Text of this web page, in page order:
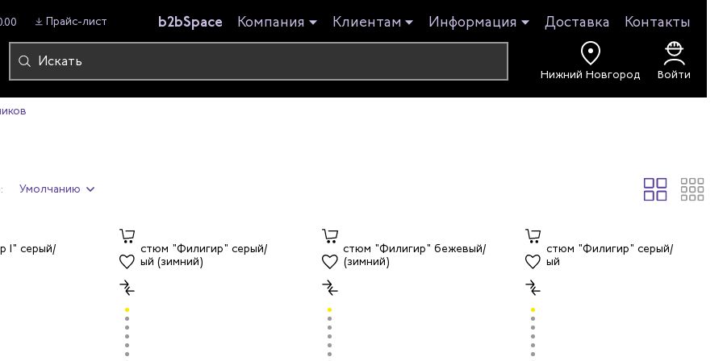
Прайс-лист b2bSpace Компания Клиентам Информация Доставка Контакты
Нижний Новгород Войти
Умолчанию